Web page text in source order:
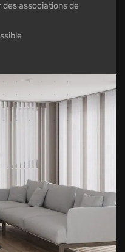
associations de